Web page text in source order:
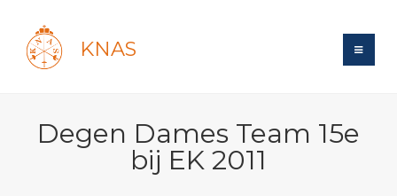
KNAS
Login
Bond
Degen Dames Team 15e
bij EK 2011